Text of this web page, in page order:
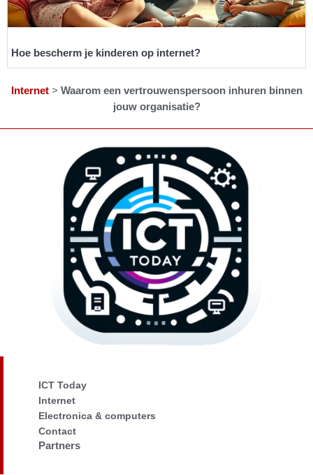
Hoe bescherm je kinderen op internet?
Internet> Waarom een vertrouwenspersoon inhuren binnen
jouw organisatie?
ICT Today
Internet
Electronica & computers
Contact
Partners